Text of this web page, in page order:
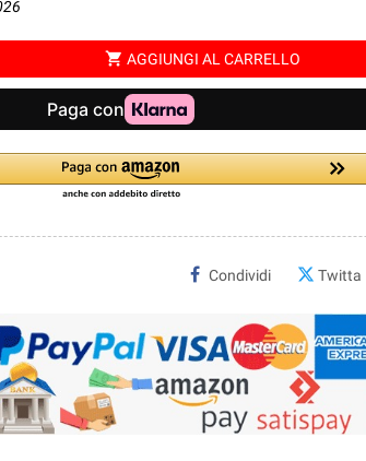
shopping_cart AGGIUNGI AL CARRELLO
Condividi Twitta